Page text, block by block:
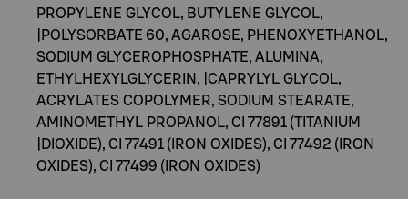
PROPYLENE GLYCOL, BUTYLENE GLYCOL,
|POLYSORBATE 60, AGAROSE, PHENOXYETHANOL,
SODIUM GLYCEROPHOSPHATE, ALUMINA,
ETHYLHEXYLGLYCERIN, |CAPRYLYL GLYCOL,
ACRYLATES COPOLYMER, SODIUM STEARATE,
AMINOMETHYL PROPANOL, CI 77891 (TITANIUM
|DIOXIDE), CI 77491 (IRON OXIDES), CI 77492 (IRON
OXIDES), CI 77499 (IRON OXIDES)